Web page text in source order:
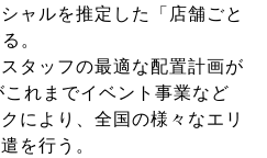
ャルを推定した「店舗ごと
。
タッフの最適な配置計画が
れまでイベント事業など
により、全国の様々なエリ
を行う。